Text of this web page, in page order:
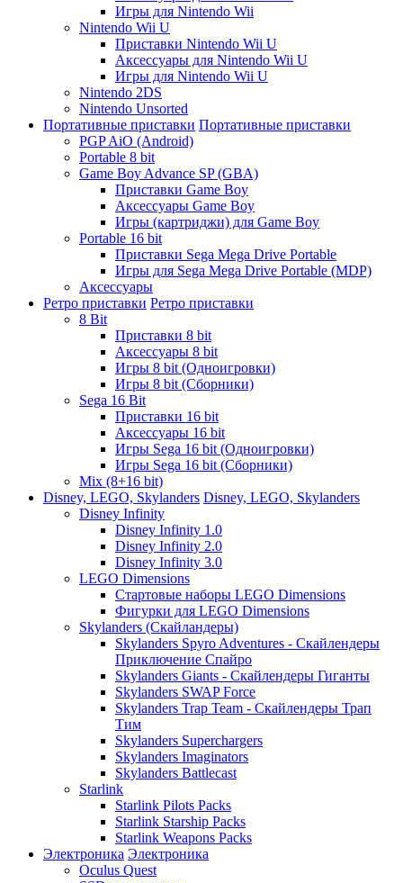
Игры для Nintendo Wii
Nintendo Wii U
Приставки Nintendo Wii U
Аксессуары для Nintendo Wii U
Игры для Nintendo Wii U
Nintendo 2DS
Nintendo Unsorted
Портативные приставки Портативные приставки
PGP AiO (Android)
Portable 8 bit
Game Boy Advance SP (GBA)
Приставки Game Boy
Аксессуары Game Boy
Игры (картриджи) для Game Boy
Portable 16 bit
Приставки Sega Mega Drive Portable
Игры для Sega Mega Drive Portable (MDP)
Аксессуары
Ретро приставки Ретро приставки
8 Bit
Приставки 8 bit
Аксессуары 8 bit
Игры 8 bit (Одноигровки)
Игры 8 bit (Сборники)
Sega 16 Bit
Приставки 16 bit
Аксессуары 16 bit
Игры Sega 16 bit (Одноигровки)
Игры Sega 16 bit (Сборники)
Mix (8+16 bit)
Disney, LEGO, Skylanders Disney, LEGO, Skylanders
Disney Infinity
Disney Infinity 1.0
Disney Infinity 2.0
Disney Infinity 3.0
LEGO Dimensions
Стартовые наборы LEGO Dimensions
Фигурки для LEGO Dimensions
Skylanders (Скайландеры)
Skylanders Spyro Adventures - Скайлендеры
Приключение Спайро
Skylanders Giants - Скайлендеры Гиганты
Skylanders SWAP Force
Skylanders Trap Team - Скайлендеры Трап
Тим
Skylanders Superchargers
Skylanders Imaginators
Skylanders Battlecast
Starlink
Starlink Pilots Packs
Starlink Starship Packs
Starlink Weapons Packs
Электроника Электроника
Oculus Quest